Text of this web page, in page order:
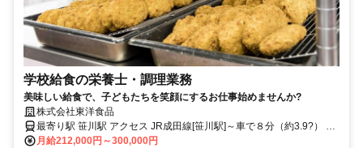
学校給食の栄養士・調理業務
美味しい給食で、子どもたちを笑顔にするお仕事始めませんか?
株式会社東洋食品
最寄り駅 笹川駅 アクセス JR成田線[笹川駅]～車で８分（約3.9?） ※
車通勤可
月給212,000円～300,000円